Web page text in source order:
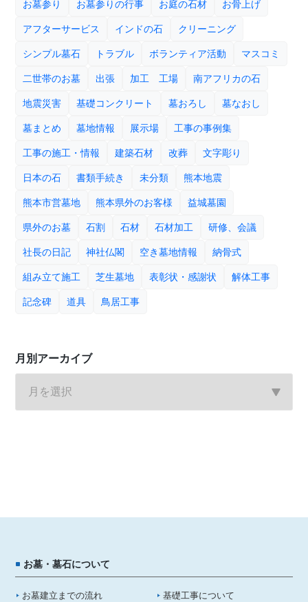
お墓参り お墓参りの行事 お庭の石材 お骨上げ
アフターサービス インドの石 クリーニング
シンプル墓石 トラブル ボランティア活動 マスコミ
二世帯のお墓 出張 加工 工場 南アフリカの石
地震災害 基礎コンクリート 墓おろし 墓なおし
墓まとめ 墓地情報 展示場 工事の事例集
工事の施工・情報 建築石材 改葬 文字彫り
日本の石 書類手続き 未分類 熊本地震
熊本市営墓地 熊本県外のお客様 益城墓園
県外のお墓 石割 石材 石材加工 研修、会議
社長の日記 神社仏閣 空き墓地情報 納骨式
組み立て施工 芝生墓地 表彰状・感謝状 解体工事
記念碑 道具 鳥居工事
月別アーカイブ
お墓・墓石について
お墓建立までの流れ 基礎工事について